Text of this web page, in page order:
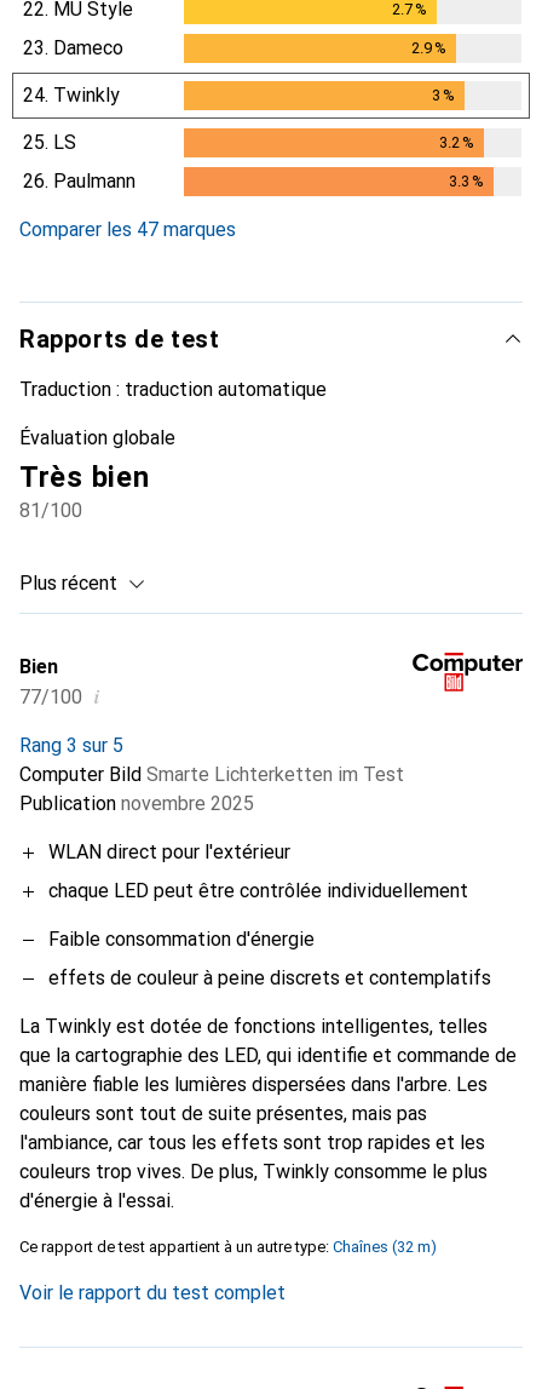
22. MU Style 2.7%
23. Dameco 2.9%
24. Twinkly 3 %
25. LS 3.2 %
3.2%
26. Paulmann 3.3 %
Comparer les 47 marques
Rapports de test
Traduction : traduction automatique
Évaluation globale
Très bien
81 /100
Plus récent
Bien
77/100 i
Rang 3 sur 5
Computer Bild Smarte Lichterketten im Test
Publication novembre 2025
WLAN direct pour l'extérieur
chaque LED peut être contrôlée individuellement
Faible consommation d'énergie
effets de couleur à peine discrets et contemplatifs
La Twinkly est dotée de fonctions intelligentes, telles
que la cartographie des LED, qui identifie et commande de
manière fiable les lumières dispersées dans l'arbre. Les
couleurs sont tout de suite présentes, mais pas
l'ambiance, car tous les effets sont trop rapides et les
couleurs trop vives. De plus, Twinkly consomme le plus
d'énergie à l'essai.
Ce rapport de test appartient à un autre type: Chaînes (32 m)
Voir le rapport du test complet